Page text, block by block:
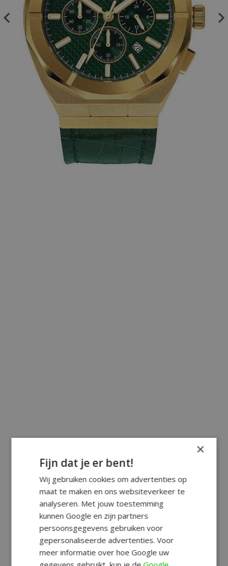
×
Fijn dat je er bent!
Wij gebruiken cookies om advertenties op
maat te maken en ons websiteverkeer te
analyseren. Met jouw toestemming
kunnen Google en zijn partners
persoonsgegevens gebruiken voor
gepersonaliseerde advertenties. Voor
meer informatie over hoe Google uw